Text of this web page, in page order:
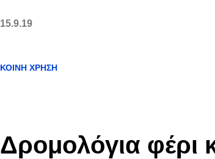
15.9.19
ΚΟΙΝΉ ΧΡΉΣΗ
Δρομολόγια φέρι